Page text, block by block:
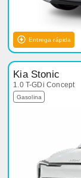
Entrega rápida
Kia Stonic
1.0 T-GDi Concept
Gasolina